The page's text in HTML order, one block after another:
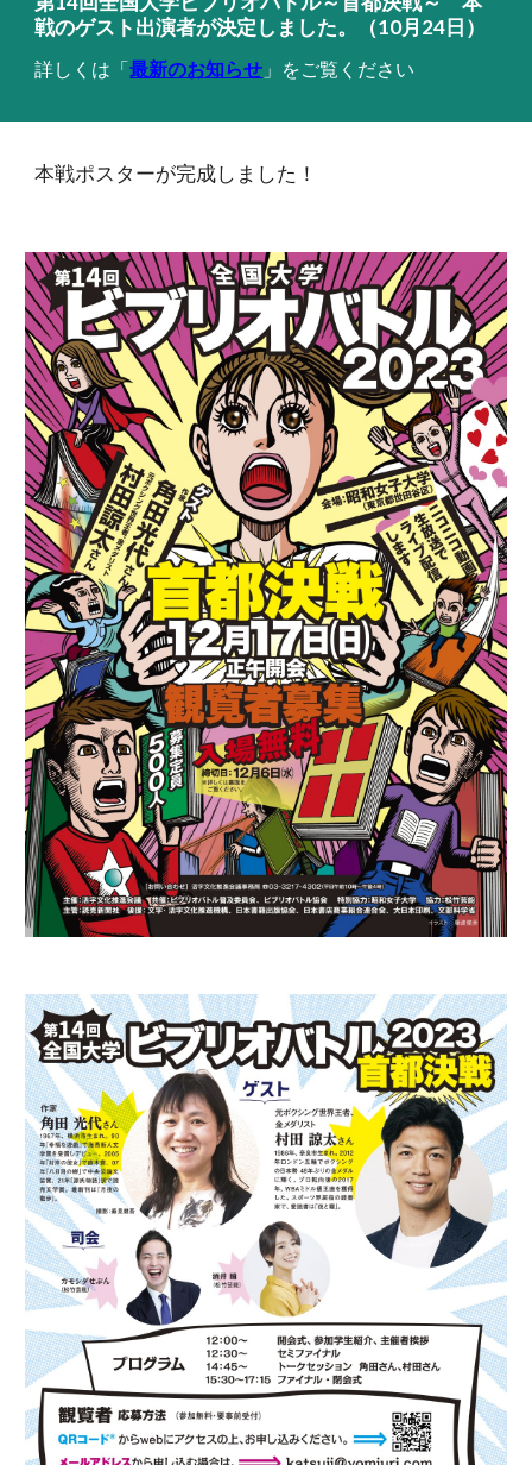
戦のゲスト出演者が決定しました。（10月24日）
詳しくは「最新のお知らせ 」をご覧ください
本戦ポスターが完成しました！